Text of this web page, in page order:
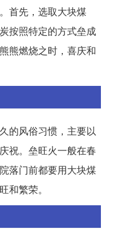
首先，选取大块煤
按照特定的方式垒成
熊燃烧之时，喜庆和
的风俗习惯，主要以
祝。垒旺火一般在春
落门前都要用大块煤
和繁荣。